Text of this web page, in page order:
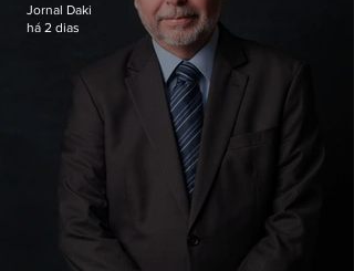
Jornal Daki
há 2 dias